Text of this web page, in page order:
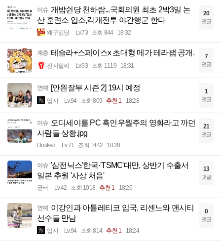
이슈 개밥쉰당 천하람...국회의원 최초 2박3일 논
산 훈련소 입소,각개전투 야간행군 한다
왜구김당 Lv.73 조회 844 18:32
20
댓글
계층 테슬라+스페이스x 초대형 메가 테라팹 공개.
전자팔찌 Lv.93 조회 1119 18:31
7
댓글
연예 [안원잘부 시즌 2] 19시 예정
입사 Lv.94 조회 809 추천 1 18:28
1
댓글
이슈 오디세이를 PC 흑인우월주의 영화라고 까던
사람들 상황.jpg
Dusked Lv.71 조회 1442 18:28
21
댓글
이슈 '삼전닉스'한국·'TSMC'대만, 상반기 수출서
일본 추월 '사상 처음'
균터 Lv.42 조회 1018 추천 1 18:26
13
댓글
연예 이강인과 아틀레티코 입국, 리센느와 맨시티
선수들 만남
입사 Lv.94 조회 814 추천 1 18:24
0
댓글